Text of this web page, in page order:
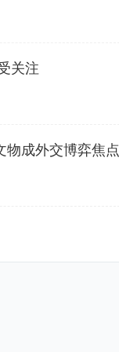
关注
物成外交博弈焦点